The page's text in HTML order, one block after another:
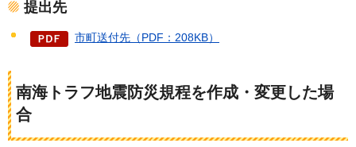
提出先
市町送付先（PDF：208KB）
南海トラフ地震防災規程を作成・変更した場
合